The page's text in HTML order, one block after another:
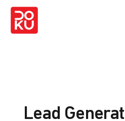
Lead